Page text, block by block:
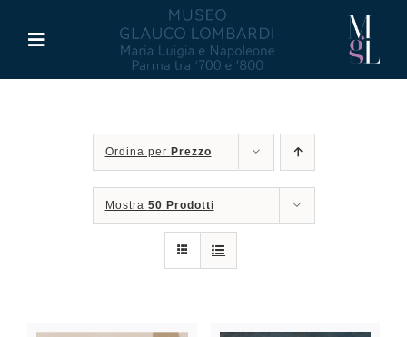
contenuto
Toggle
Maria Luigia d’Asburgo
Ordina per Prezzo
Mostra 50 Prodotti